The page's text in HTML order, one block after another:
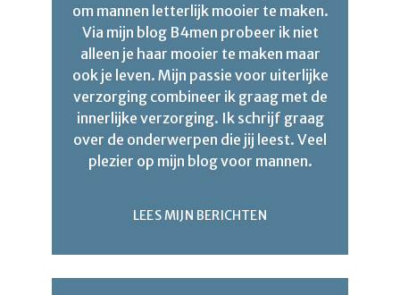
om mannen letterlijk mooier te maken.
Via mijn blog B4men probeer ik niet
alleen je haar mooier te maken maar
ook je leven. Mijn passie voor uiterlijke
verzorging combineer ik graag met de
innerlijke verzorging. Ik schrijf graag
over de onderwerpen die jij leest. Veel
plezier op mijn blog voor mannen.
LEES MIJN BERICHTEN